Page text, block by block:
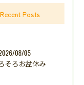
Recent Posts
08/05
そろお盆休み